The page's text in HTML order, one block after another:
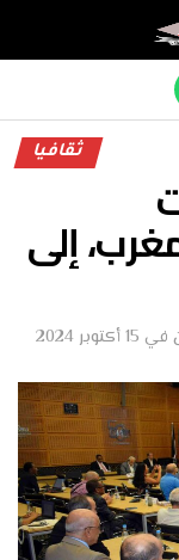
ثقافيا
إلى
في 15 أكتوبر 2024